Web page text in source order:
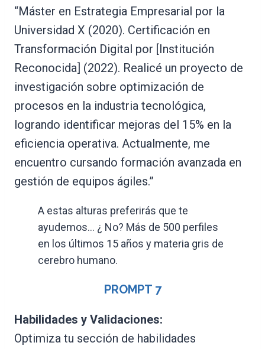
“Máster en Estrategia Empresarial por la
Universidad X (2020). Certificación en
Transformación Digital por [Institución
Reconocida] (2022). Realicé un proyecto de
investigación sobre optimización de
procesos en la industria tecnológica,
logrando identificar mejoras del 15% en la
eficiencia operativa. Actualmente, me
encuentro cursando formación avanzada en
gestión de equipos ágiles.”
A estas alturas preferirás que te
ayudemos… ¿ No? Más de 500 perfiles
en los últimos 15 años y materia gris de
cerebro humano.
PROMPT 7
Habilidades y Validaciones:
Optimiza tu sección de habilidades